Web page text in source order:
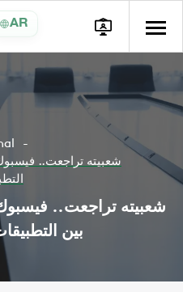
AR
شعبيته تراجعت..
شعبيته تراجعت..
بين